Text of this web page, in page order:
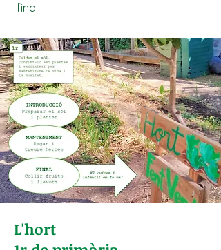
final.
L'hort